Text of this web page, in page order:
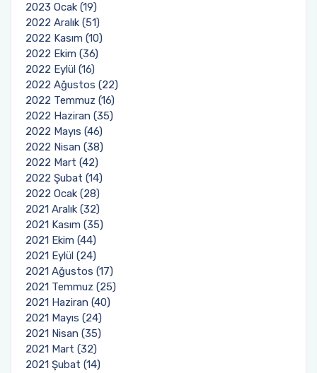
2023 Ocak (19)
2022 Aralık (51)
2022 Kasım (10)
2022 Ekim (36)
2022 Eylül (16)
2022 Ağustos (22)
2022 Temmuz (16)
2022 Haziran (35)
2022 Mayıs (46)
2022 Nisan (38)
2022 Mart (42)
2022 Şubat (14)
2022 Ocak (28)
2021 Aralık (32)
2021 Kasım (35)
2021 Ekim (44)
2021 Eylül (24)
2021 Ağustos (17)
2021 Temmuz (25)
2021 Haziran (40)
2021 Mayıs (24)
2021 Nisan (35)
2021 Mart (32)
2021 Şubat (14)